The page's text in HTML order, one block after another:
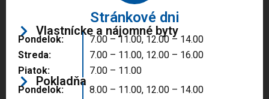
Stránkové dni
Vlastnícke a nájomné byty
Pondelok:
Streda:
Piatok:
7.00 – 11.00, 12.00 – 14.00
7.00 – 11.00, 12.00 – 16.00
7.00 – 11.00
Pokladňa
Pondelok:
8.00 – 11.00, 12.00 – 14.00